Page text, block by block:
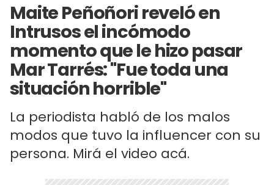
Maite Peñoñori reveló en
Intrusos el incómodo
momento que le hizo pasar
Mar Tarrés: "Fue toda una
situación horrible"
La periodista habló de los malos
modos que tuvo la influencer con su
persona. Mirá el video acá.